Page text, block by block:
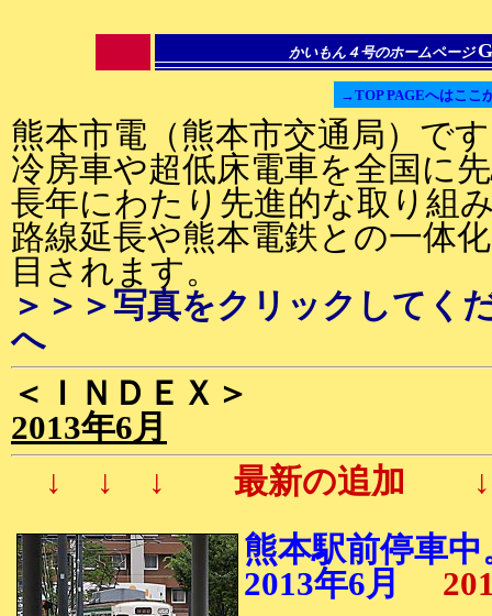
かいもん４号のホームページ
→TOP PAGEへはここ
熊本市電（熊本市交通局）で
冷房車や超低床電車を全国に
長年にわたり先進的な取り組
路線延長や熊本電鉄との一体
目されます。
＞＞＞写真をクリックしてく
へ
＜ＩＮＤＥＸ＞
2013年6月
↓ ↓ ↓ 最新の追加
熊本駅前停車中
2013年6月